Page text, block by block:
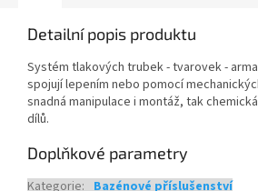
Detailní popis produktu
Systém tlakových trubek - tvarovek -
spojují lepením nebo pomocí
snadná manipulace i montáž, tak
dílů.
Doplňkové parametry
Kategorie: Bazénové příslušenství